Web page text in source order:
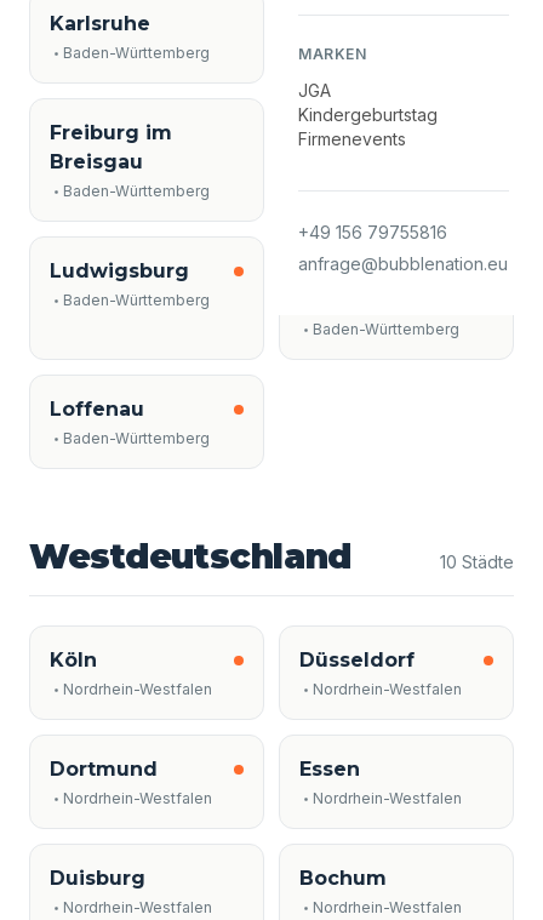
MARKEN
JGA
Kindergeburtstag
Firmenevents
+49 156 79755816
anfrage@bubblenation.eu
Karlsruhe
Baden-Württemberg
Augsburg
Bayern
Freiburg im
Breisgau
Baden-Württemberg
Heidelberg
Ludwigsburg
Baden-Württemberg
Rottenburg-
Baden-Württemberg
Loffenau
Baden-Württemberg
Westdeutschland 10 Städte
Köln
Nordrhein-Westfalen
Düsseldorf
Nordrhein-Westfalen
Dortmund
Nordrhein-Westfalen
Essen
Nordrhein-Westfalen
Duisburg
Nordrhein-Westfalen
Bochum
Nordrhein-Westfalen